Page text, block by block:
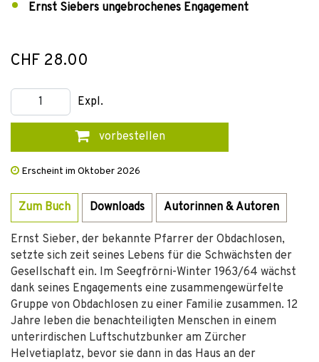
Ernst Siebers ungebrochenes Engagement
CHF 28.00
Expl.
vorbestellen
Erscheint im Oktober 2026
Zum Buch Downloads Autorinnen & Autoren
Ernst Sieber, der bekannte Pfarrer der Obdachlosen,
setzte sich zeit seines Lebens für die Schwächsten der
Gesellschaft ein. Im Seegfrörni-Winter 1963/64 wächst
dank seines Engagements eine zusammengewürfelte
Gruppe von Obdachlosen zu einer Familie zusammen. 12
Jahre leben die benachteiligten Menschen in einem
unterirdischen Luftschutzbunker am Zürcher
Helvetiaplatz, bevor sie dann in das Haus an der